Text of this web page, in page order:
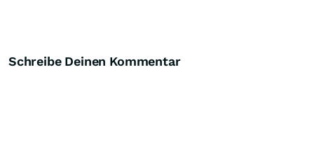
Schreibe Deinen Kommentar